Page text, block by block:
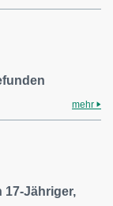
mehr
17-Jähriger,